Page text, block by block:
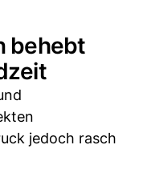
behebt
jedoch rasch